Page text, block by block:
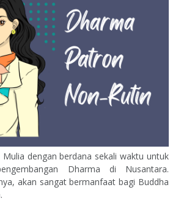
dengan berdana sekali waktu untuk
Dharma di Nusantara.
akan sangat bermanfaat bagi Buddha